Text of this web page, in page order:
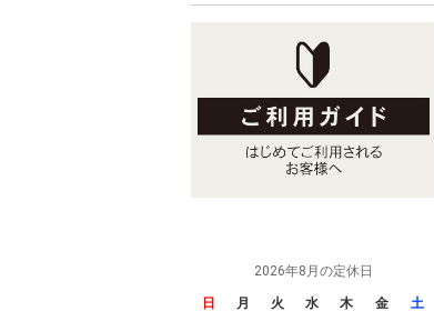
2026年8月の定休日
日 月 火 水 木 金
土